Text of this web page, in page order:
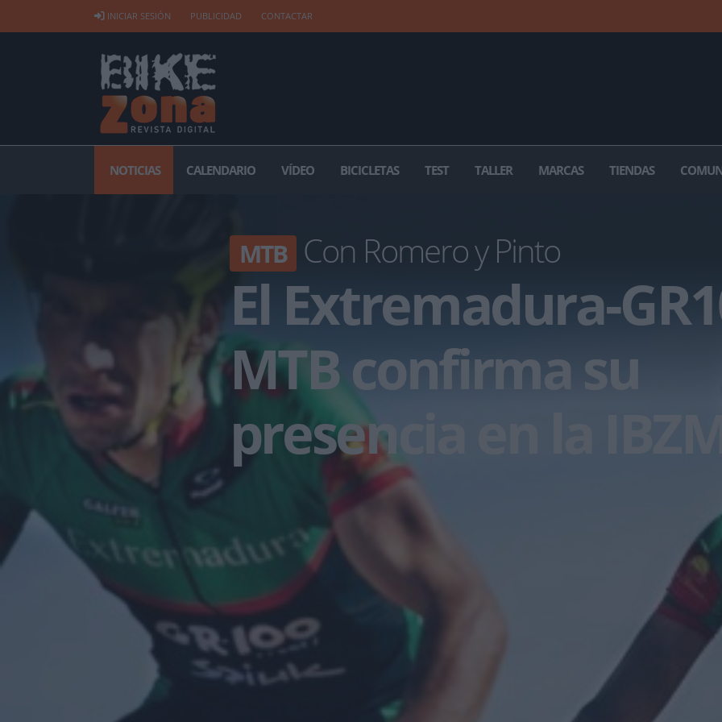
INICIAR SESIÓN PUBLICIDAD CONTACTAR
NOTICIAS CALENDARIO VÍDEO BICICLETAS TEST TALLER MARCAS TIENDAS
MTB Con Romero y Pinto
El Extremadura-
MTB confirma su
presencia en la